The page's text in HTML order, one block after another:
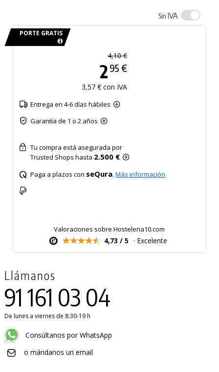
Sin IVA
PORTE GRATIS
4,10 €
2 95 €
3,57 € con IVA
Entrega en 4-6 días hábiles
Garantía de 1 o 2 años
Tu compra está asegurada por
Trusted Shops hasta 2.500 €
Paga a plazos con seQura.Más información
Valoraciones sobre Hosteleria10.com
4,73 / 5 · Excelente
Llámanos
91 161 03 04
De lunes a viernes de 8:30-19 h
Consúltanos por WhatsApp
o mándanos un email